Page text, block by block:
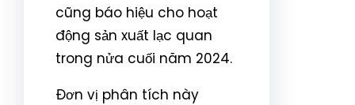
cũng báo hiệu cho hoạt
động sản xuất lạc quan
trong nửa cuối năm 2024.
Đơn vị phân tích này